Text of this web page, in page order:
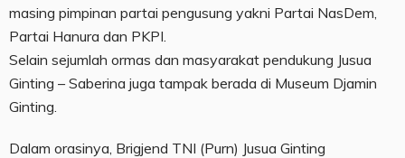
masing pimpinan partai pengusung yakni Partai NasDem,
Partai Hanura dan PKPI.
Selain sejumlah ormas dan masyarakat pendukung Jusua
Ginting – Saberina juga tampak berada di Museum Djamin
Ginting.
Dalam orasinya, Brigjend TNI (Purn) Jusua Ginting